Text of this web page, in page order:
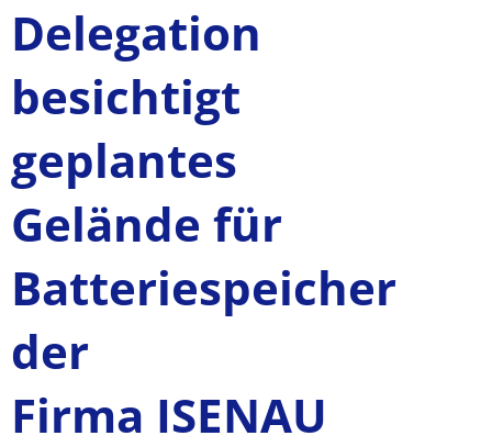
Delegation
besichtigt
geplantes
Gelände für
Batteriespeicher
der
Firma ISENAU